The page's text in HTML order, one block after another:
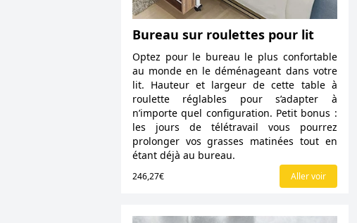
Bureau sur roulettes pour lit
Optez pour le bureau le plus confortable
au monde en le déménageant dans votre
lit. Hauteur et largeur de cette table à
roulette réglables pour s’adapter à
n’importe quel configuration. Petit bonus :
les jours de télétravail vous pourrez
prolonger vos grasses matinées tout en
étant déjà au bureau.
246,27€ Aller voir